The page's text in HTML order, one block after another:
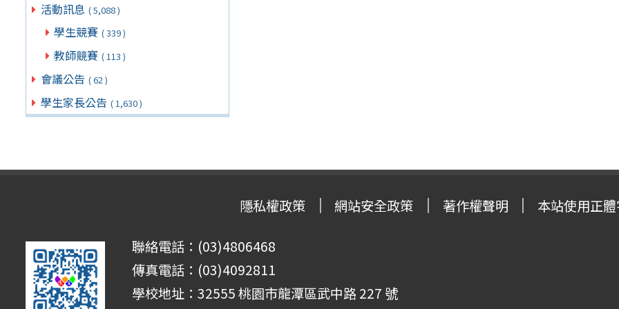
活動訊息 ( 5,088 )
學生競賽 ( 339 )
教師競賽 ( 113 )
會議公告 ( 62 )
學生家長公告 ( 1,630 )
隱私權政策 網站安全政策 著作權聲明 本站使用正
聯絡電話：(03)4806468
傳真電話：(03)4092811
學校地址：32555 桃園市龍潭區武中路 227 號